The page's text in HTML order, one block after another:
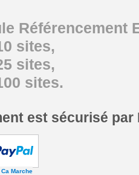
Référencement
sites,
sites,
sites.
est sécurisé par
Marche